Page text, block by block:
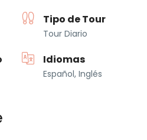
Tipo de Tour
Tour Diario
Idiomas
Español, Inglés